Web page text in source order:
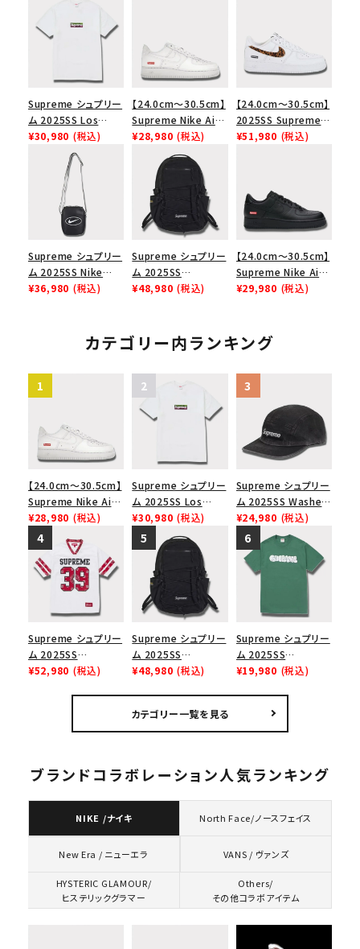
Supreme シュプリー
ム 2025SS Los
Angeles Fire Relief
Box Logo Tee ファ
イヤーリリーフボック
スロゴTシャツ ホワ
¥30,980 (税込)
【24.0cm～30.5cm】
Supreme Nike Air
Force 1 Low シュプ
リーム ナイキエアフォ
ース１スニーカー シ
ューズ ホワイト
¥28,980 (税込)
【24.0cm～30.5cm】
2025SS Supreme
GOODENOUGH
エアフォース１スニー
カー シューズ ホワイ
¥51,980 (税込)
Supreme シュプリー
ム 2025SS Nike
Leather Shoulder
¥36,980 (税込)
Supreme シュプリー
ム 2025SS
Backpack バックパッ
¥48,980 (税込)
【24.0cm～30.5cm】
Supreme Nike Air
Force 1 Low シュプ
ューズ ブラック
¥29,980 (税込)
カテゴリー内ランキング
【24.0cm～30.5cm】
Supreme Nike Air
Force 1 Low シュプ
リーム ナイキエアフォ
ース１スニーカー シ
ューズ ホワイト
¥28,980 (税込)
Supreme シュプリー
ム 2025SS Los
Angeles Fire Relief
Box Logo Tee ファ
イヤーリリーフボック
スロゴTシャツ ホワ
イト 白
¥30,980 (税込)
Supreme シュプリー
ム 2025SS Washed
Chino Twill Camp
Cap ウォッシュチノツ
イルキャンプキャップ
ブラック 黒
¥24,980 (税込)
Supreme シュプリー
ム 2025SS
Bandana Football
¥52,980 (税込)
Supreme シュプリー
ム 2025SS
Backpack バックパッ
¥48,980 (税込)
Supreme シュプリー
ム 2025SS
Homerun Tee ホー
¥19,980 (税込)
カテゴリー一覧を見る
ブランドコラボレーション人気ランキング
NIKE /ナイキ North Face/ノースフェイス
New Era / ニューエラ VANS / ヴァンズ
HYSTERIC GLAMOUR/
ヒステリックグラマー
Others/
その他コラボアイテム